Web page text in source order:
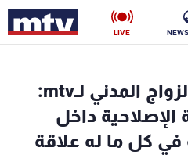
LIVE
عز الدين عن رأيها بالزواج المدني لـmtv:
الإصلاحية داخل
كل ما له علاقة
ناس